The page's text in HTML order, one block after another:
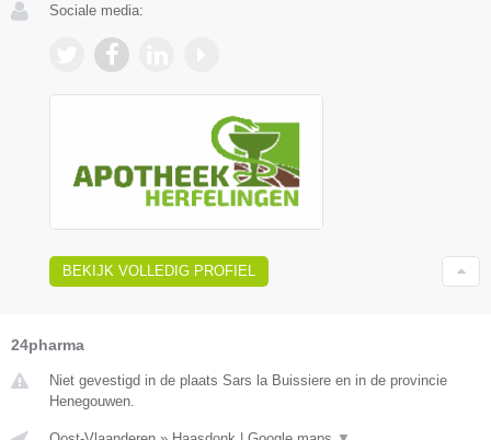
Sociale media:
BEKIJK VOLLEDIG PROFIEL
24pharma
Niet gevestigd in de plaats Sars la Buissiere en in de provincie
Henegouwen.